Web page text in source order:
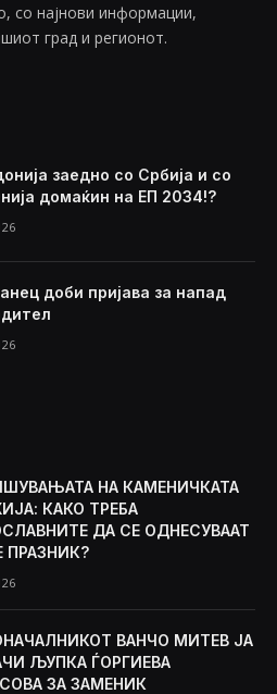
со најнови информации,
град и регионот.
заедно со Србија и со
домаќин на ЕП 2034!?
доби пријава за напад
НА КАМЕНИЧКАТА
КАКО ТРЕБА
ДА СЕ ОДНЕСУВААТ
ПРАЗНИК?
ВАНЧО МИТЕВ ЈА
ЉУПКА ЃОРГИЕВА
ЗА ЗАМЕНИК